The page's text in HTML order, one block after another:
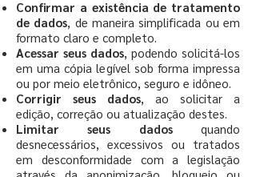
Confirmar a existência de tratamento
de dados, de maneira simplificada ou em
formato claro e completo.
Acessar seus dados, podendo solicitá-los
em uma cópia legível sob forma impressa
ou por meio eletrônico, seguro e idôneo.
Corrigir seus dados, ao solicitar a
edição, correção ou atualização destes.
Limitar seus dadosquando
desnecessários, excessivos ou tratados
em desconformidade com a legislação